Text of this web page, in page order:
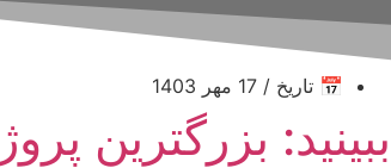
📅 تاریخ / 17 مهر 1403
ببینید: بزرگترین